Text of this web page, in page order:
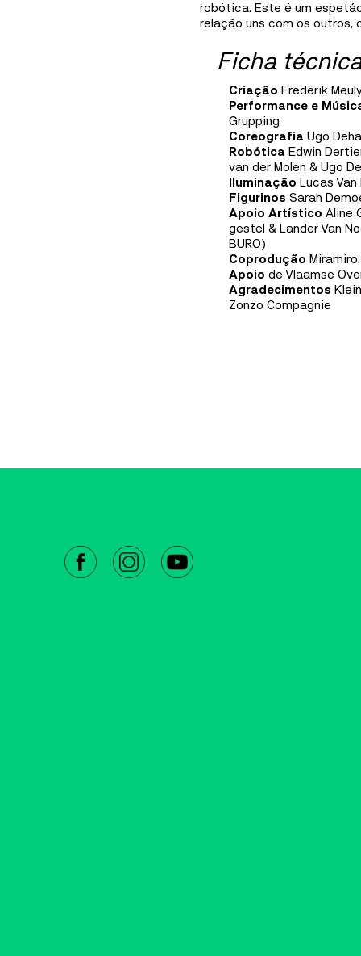
robótica. Este é um
relação uns com os
Ficha
Criação Frederik
Performance e
Grupping
CoreografiaUgo
Robótica Edwin
van der Molen & Ugo
Iluminação Lucas
FigurinosSarah
Apoio Artístico Aline
gestel & Lander Van
BURO)
Coprodução
Apoio de Vlaamse
Agradecimentos
Zonzo Compagnie